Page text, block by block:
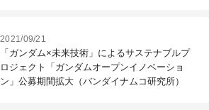
2021/09/21
「ガンダム×未来技術」によるサステナブルプ
ロジェクト「ガンダムオープンイノベーショ
ン」公募期間拡大（バンダイナムコ研究所）